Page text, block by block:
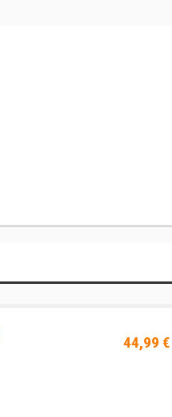
44,99 €